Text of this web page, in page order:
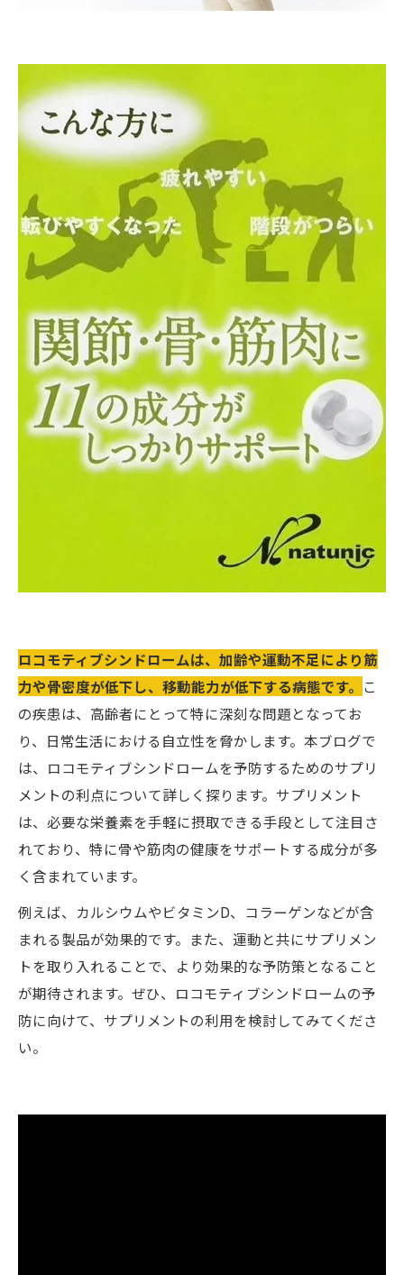
ロコモティブシンドロームは、加齢や運動不足により筋
力や骨密度が低下し、移動能力が低下する病態です。 こ
の疾患は、高齢者にとって特に深刻な問題となってお
り、日常生活における自立性を脅かします。本ブログで
は、ロコモティブシンドロームを予防するためのサプリ
メントの利点について詳しく探ります。サプリメント
は、必要な栄養素を手軽に摂取できる手段として注目さ
れており、特に骨や筋肉の健康をサポートする成分が多
く含まれています。
例えば、カルシウムやビタミンD、コラーゲンなどが含
まれる製品が効果的です。また、運動と共にサプリメン
トを取り入れることで、より効果的な予防策となること
が期待されます。ぜひ、ロコモティブシンドロームの予
防に向けて、サプリメントの利用を検討してみてくださ
い。